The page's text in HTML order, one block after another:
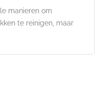
manieren om
te reinigen, maar